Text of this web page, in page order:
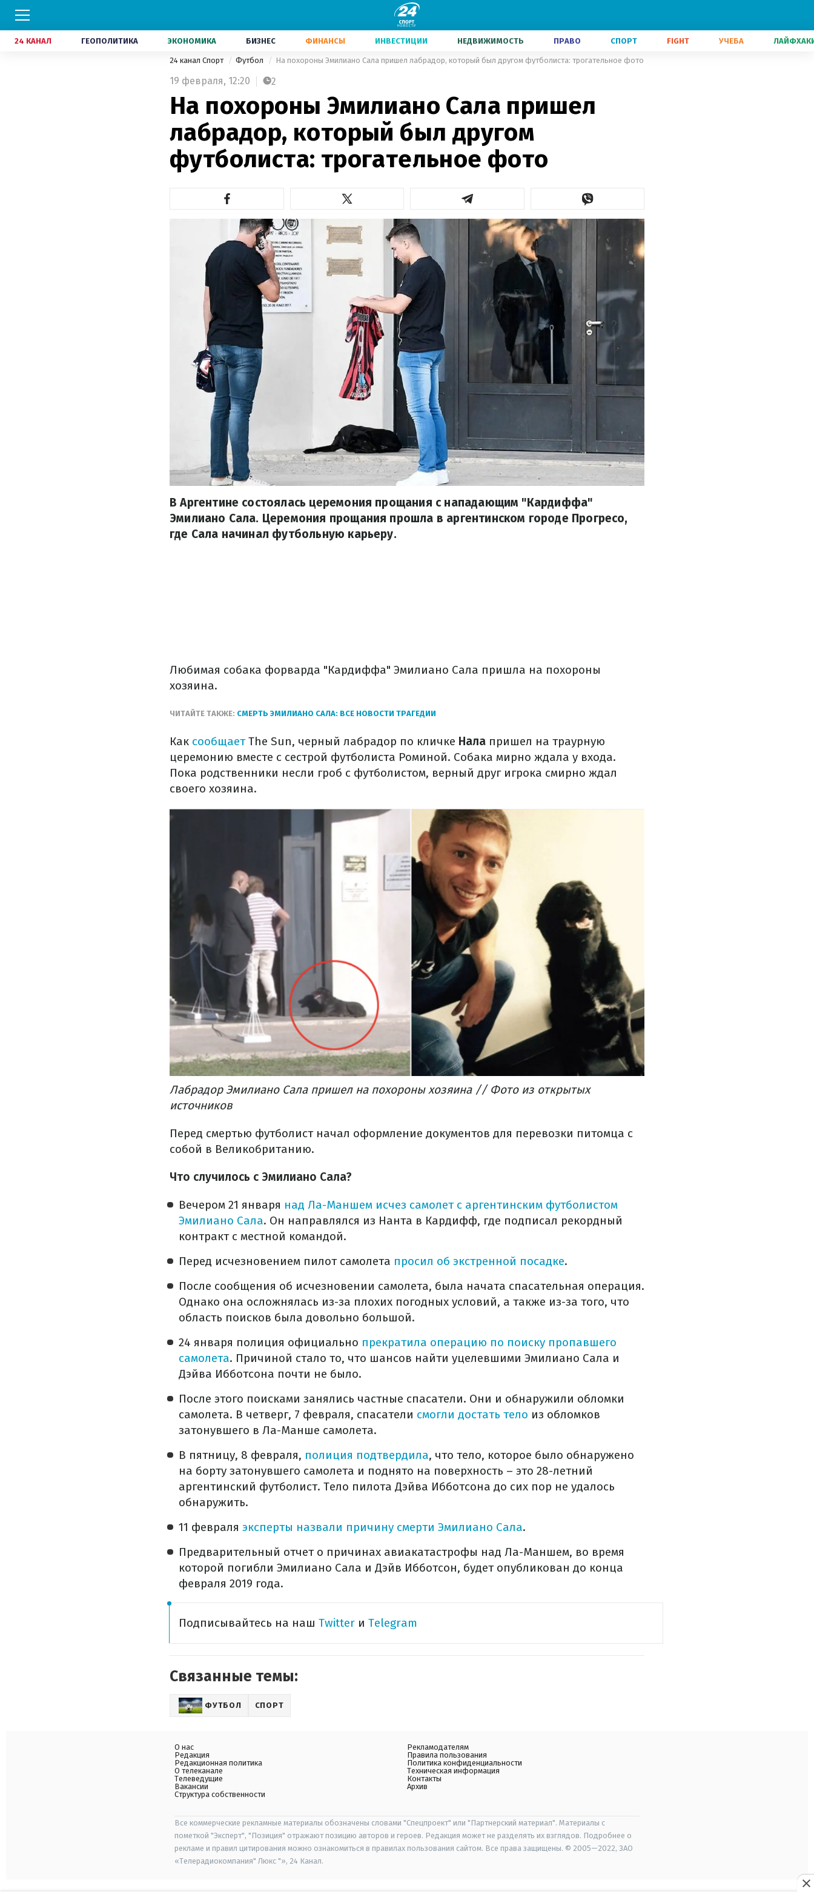
24 КАНАЛ ГЕОПОЛИТИКА ЭКОНОМИКА БИЗНЕС ФИНАНСЫ ИНВЕСТИЦИИ НЕДВИЖИМОСТЬ ПРАВО СПОРТ FIGHT УЧЕБА
24 канал Спорт Футбол На похороны Эмилиано Сала пришел лабрадор, который был другом футболиста: трогательное фото
19 февраля, 12:20 2
На похороны Эмилиано Сала пришел
лабрадор, который был другом
футболиста: трогательное фото
В Аргентине состоялась церемония прощания с нападающим "Кардиффа"
Эмилиано Сала. Церемония прощания прошла в аргентинском городе Прогресо,
где Сала начинал футбольную карьеру.
Любимая собака форварда "Кардиффа" Эмилиано Сала пришла на похороны
хозяина.
ЧИТАЙТЕ ТАКЖЕ: СМЕРТЬ ЭМИЛИАНО САЛА: ВСЕ НОВОСТИ ТРАГЕДИИ
Как сообщаетThe Sun, черный лабрадор по кличке Нала пришел на траурную
церемонию вместе с сестрой футболиста Роминой. Собака мирно ждала у входа.
Пока родственники несли гроб с футболистом, верный друг игрока смирно ждал
своего хозяина.
Лабрадор Эмилиано Сала пришел на похороны хозяина // Фото из открытых
источников
Перед смертью футболист начал оформление документов для перевозки питомца с
собой в Великобританию.
Что случилось с Эмилиано Сала?
Вечером 21 января над Ла-Маншем исчез самолет с аргентинским футболистом
Эмилиано Сала. Он направлялся из Нанта в Кардифф, где подписал рекордный
контракт с местной командой.
Перед исчезновением пилот самолета просил об экстренной посадке.
После сообщения об исчезновении самолета, была начата спасательная операция.
Однако она осложнялась из-за плохих погодных условий, а также из-за того, что
область поисков была довольно большой.
24 января полиция официально прекратила операцию по поиску пропавшего
самолета. Причиной стало то, что шансов найти уцелевшими Эмилиано Сала и
Дэйва Ибботсона почти не было.
После этого поисками занялись частные спасатели. Они и обнаружили обломки
самолета. В четверг, 7 февраля, спасатели смогли достать тело из обломков
затонувшего в Ла-Манше самолета.
В пятницу, 8 февраля, полиция подтвердила, что тело, которое было обнаружено
на борту затонувшего самолета и поднято на поверхность – это 28-летний
аргентинский футболист. Тело пилота Дэйва Ибботсона до сих пор не удалось
обнаружить.
11 февраля эксперты назвали причину смерти Эмилиано Сала.
Предварительный отчет о причинах авиакатастрофы над Ла-Маншем, во время
которой погибли Эмилиано Сала и Дэйв Ибботсон, будет опубликован до конца
февраля 2019 года.
Подписывайтесь на наш Twitter и Telegram
Связанные темы:
ФУТБОЛ СПОРТ
О нас
Редакция
Редакционная политика
О телеканале
Телеведущие
Вакансии
Структура собственности
Рекламодателям
Правила пользования
Политика конфиденциальности
Техническая информация
Контакты
Архив
Все коммерческие рекламные материалы обозначены словами "Спецпроект" или "Партнерский материал". Материалы с
пометкой "Эксперт", "Позиция" отражают позицию авторов и героев. Редакция может не разделять их взглядов. Подробнее о
рекламе и правил цитирования можно ознакомиться в правилах пользования сайтом. Все права защищены. © 2005—2022, ЗАО
«Телерадиокомпания" Люкс "», 24 Канал.